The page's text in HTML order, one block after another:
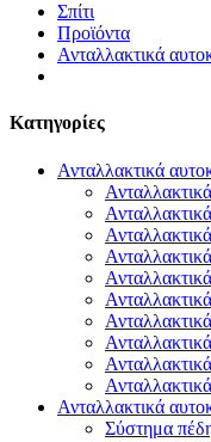
Σπίτι
Προϊόντα
Ανταλλακτικά
Κατηγορίες
Ανταλλακτικά
Ανταλλακτικά
Σύστημα